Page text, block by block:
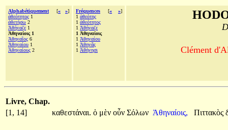
Alphabétiquement [« »]
ἀθεότητος 1
ἀθετήσω 2
Ἀθήναζε 1
Ἀθηναίοις 1
Ἀθηναῖος 6
Ἀθηναίου 1
Ἀθηναίους 2
Fréquences [« »]
1 ἀθεότης
1 ἀθεότητος
1 Ἀθήναζε
1 Ἀθηναίοις
1 Ἀθηναίου
1 Ἀθηνᾶς
1 Ἀθήνησι Clément
Livre, Chap.
[1, 14]
καθεστάναι. ὁ μὲν οὖν Σόλων Ἀθηναίοις, Πιττακὸς